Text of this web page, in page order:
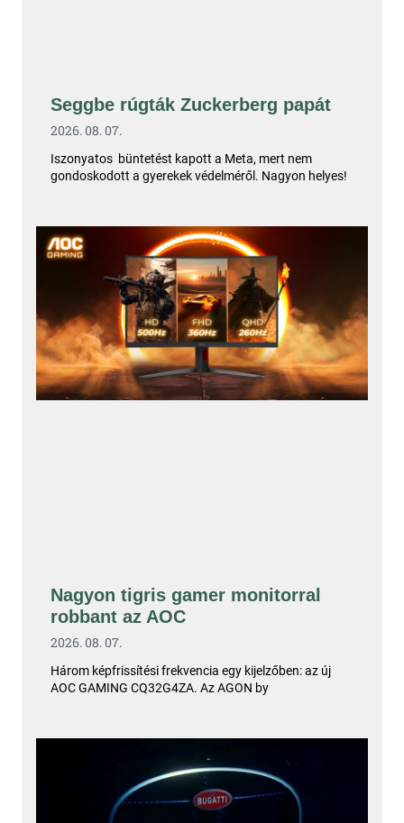
Seggbe rúgták Zuckerberg papát
2026. 08. 07.
Iszonyatos büntetést kapott a Meta, mert nem
gondoskodott a gyerekek védelméről. Nagyon helyes!
Nagyon tigris gamer monitorral
robbant az AOC
2026. 08. 07.
Három képfrissítési frekvencia egy kijelzőben: az új
AOC GAMING CQ32G4ZA. Az AGON by